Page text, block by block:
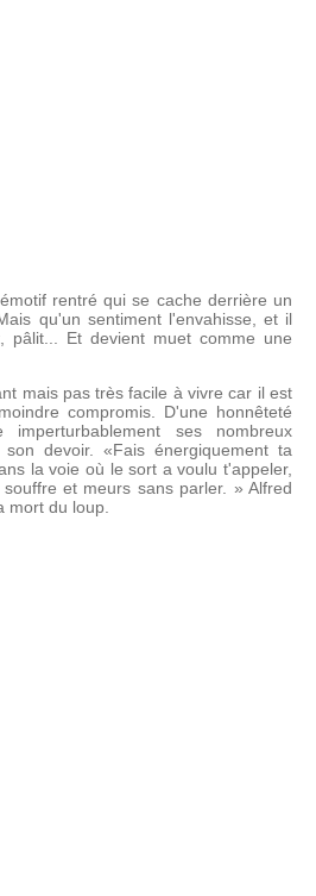
rentré qui se cache derrière un
qu'un sentiment l'envahisse, et il
pâlit... Et devient muet comme une
mais pas très facile à vivre car il est
compromis. D'une honnêteté
imperturbablement ses nombreux
devoir. «Fais énergiquement ta
la voie où le sort a voulu t'appeler,
et meurs sans parler. » Alfred
mort du loup.